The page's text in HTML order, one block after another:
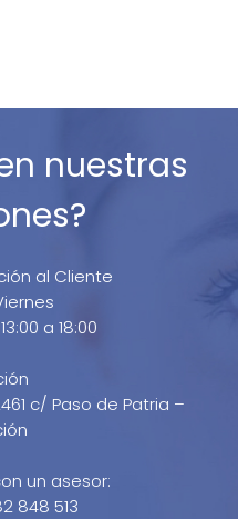
nuestras
al Cliente
a 18:00
c/ Paso de Patria –
un asesor:
848 513